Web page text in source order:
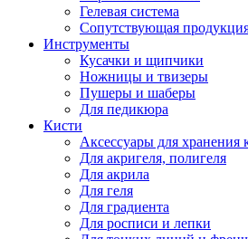
Гелевая система
Сопутствующая
Инструменты
Кусачки и щипчики
Ножницы и твизеры
Пушеры и шаберы
Для педикюра
Кисти
Аксессуары для хранения
Для акригеля, полигеля
Для акрила
Для геля
Для градиента
Для росписи и лепки